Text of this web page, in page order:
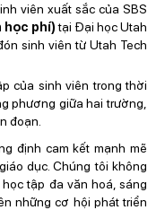
viên xuất sắc của SBS
học phí)tại Đại học Utah
sinh viên từ Utah Tech
của sinh viên trong thời
phương giữa hai trường,
đoạn.
định cam kết mạnh mẽ
dục. Chúng tôi không
tập đa văn hoá, sáng
những cơ hội phát triển